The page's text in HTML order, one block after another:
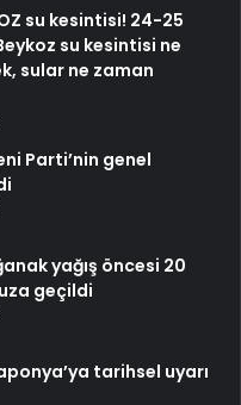
su kesintisi! 24-25
su kesintisi ne
sular ne zaman
Parti’nin genel
yağış öncesi 20
geçildi
tarihsel uyarı